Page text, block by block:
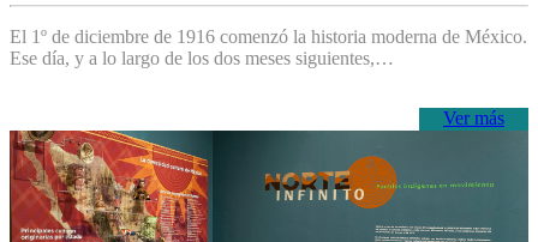
El 1º de diciembre de 1916 comenzó la historia moderna de México.
Ese día, y a lo largo de los dos meses siguientes,…
Ver más